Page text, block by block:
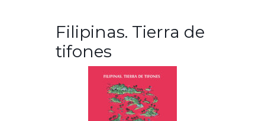
Filipinas. Tierra de
tifones